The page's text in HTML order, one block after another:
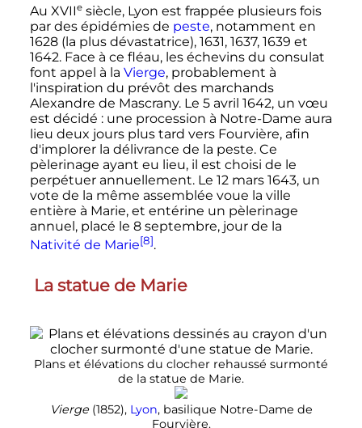
Au XVIIe siècle, Lyon est frappée plusieurs fois
par des épidémies de peste, notamment en
1628 (la plus dévastatrice), 1631, 1637, 1639 et
1642. Face à ce fléau, les échevins du consulat
font appel à la Vierge, probablement à
l'inspiration du prévôt des marchands
Alexandre de Mascrany. Le 5 avril 1642, un vœu
est décidé : une procession à Notre-Dame aura
lieu deux jours plus tard vers Fourvière, afin
d'implorer la délivrance de la peste. Ce
pèlerinage ayant eu lieu, il est choisi de le
perpétuer annuellement. Le 12 mars 1643, un
vote de la même assemblée voue la ville
entière à Marie, et entérine un pèlerinage
annuel, placé le 8 septembre, jour de la
Nativité de Marie[8].
La statue de Marie
Plans et élévations du clocher rehaussé surmonté
de la statue de Marie.
Vierge(1852), Lyon, basilique Notre-Dame de
Fourvière.